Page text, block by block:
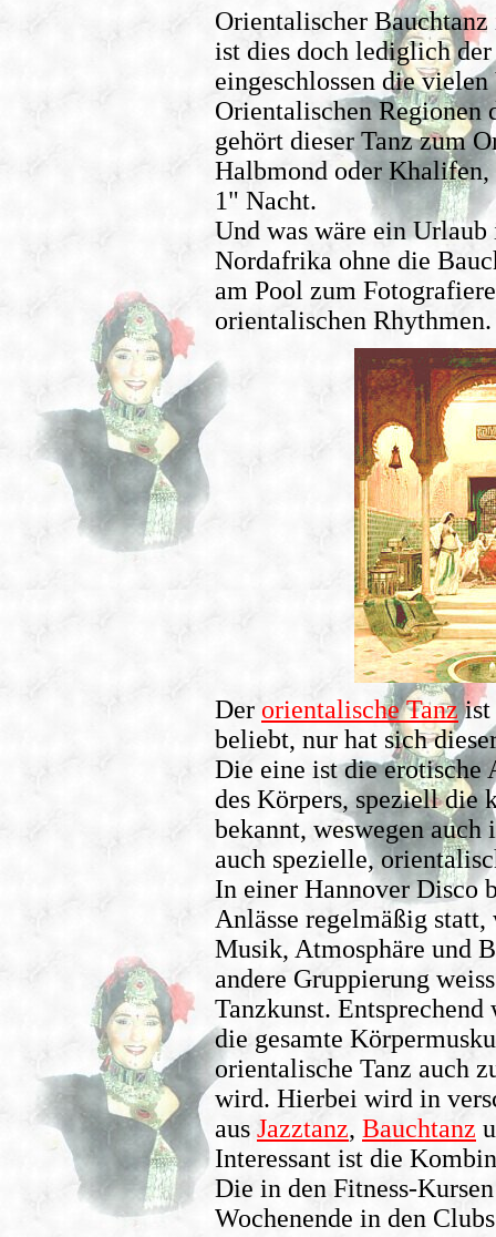
Orientalischer
ist dies doch lediglich
eingeschlossen die
Orientalischen Regionen
gehört dieser Tanz zum
Halbmond oder Khalifen,
1" Nacht.
Und was wäre ein
Nordafrika ohne die
am Pool zum
orientalischen Rhythmen.
Der orientalische Tanzist
beliebt, nur hat sich
Die eine ist die erotische
des Körpers, speziell die
bekannt, weswegen auch
auch spezielle,
In einer Hannover Disco
Anlässe regelmäßig
Musik, Atmosphäre und
andere Gruppierung
Tanzkunst.
die gesamte
orientalische Tanz auch
wird. Hierbei wird in
aus Jazztanz, Bauchtanz
Interessant ist die
Die in den Fitness-
Wochenende in den